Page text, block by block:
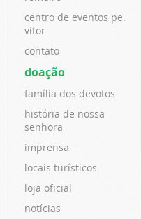
centro de eventos pe.
vitor
contato
doação
família dos devotos
história de nossa
senhora
imprensa
locais turísticos
loja oficial
notícias